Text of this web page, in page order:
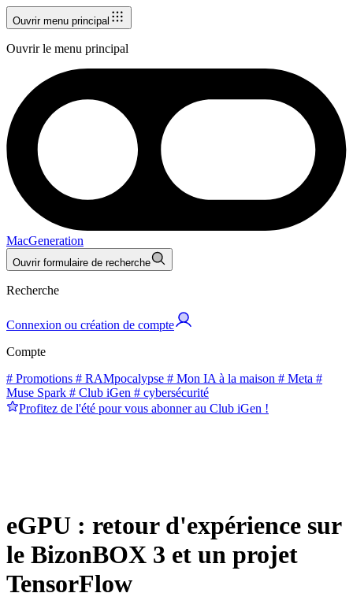
Ouvrir menu principal
Ouvrir le menu principal
MacGeneration
Ouvrir formulaire de recherche
Recherche
Connexion ou création de compte
Compte
# Promotions # RAMpocalypse # Mon IA à la maison # Meta #
Muse Spark # Club iGen # cybersécurité
Profitez de l'été pour vous abonner au Club iGen !
eGPU : retour d'expérience sur
le BizonBOX 3 et un projet
TensorFlow